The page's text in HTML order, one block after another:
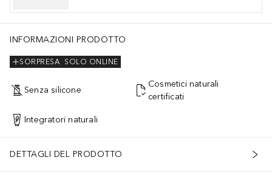
INFORMAZIONI PRODOTTO
SOLO ONLINE
SORPRESA
Senza silicone
Cosmetici naturali
certificati
Integratori naturali
DETTAGLI DEL PRODOTTO